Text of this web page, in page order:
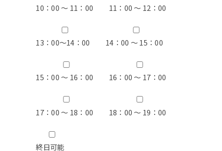
10：00 ～ 11：00 11：00 ～ 12：00
13：00〜14：00 14：00 ～ 15：00
15：00 ～ 16：00 16：00 ～ 17：00
17：00 ～ 18：00 18：00 ～ 19：00
終日可能